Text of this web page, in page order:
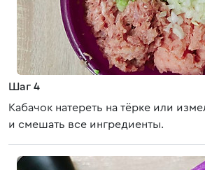
Шаг 4
Кабачок натереть на тёрке или
и смешать все ингредиенты.